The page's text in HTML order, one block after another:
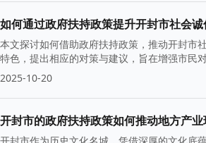
如何通过政府扶持政策提升开封市社会诚
本文探讨如何借助政府扶持政策，推动开封市
特色，提出相应的对策与建议，旨在增强市民
2025-10-20
开封市的政府扶持政策如何推动地方产业